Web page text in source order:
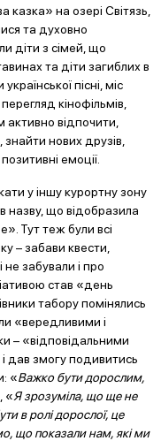
казка» на озері Світязь,
та духовно
діти з сімей, що
та діти загиблих в
пісні, міс
кінофільмів,
активно відпочити,
нових друзів,
емоції.
у іншу курортну зону
назву, що відобразила
Тут теж були всі
– забави квести,
забували і про
став «день
табору помінялись
«вередливими і
– «відповідальними
дав змогу подивитись
«Важко бути дорослим,
«Я зрозуміла, що ще не
в ролі дорослої, це
що показали нам, які ми